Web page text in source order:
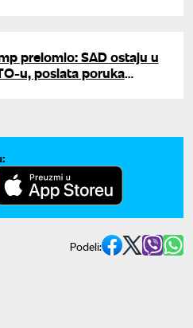
prelomio: SAD ostaju u
u, poslata poruka
Podeli: